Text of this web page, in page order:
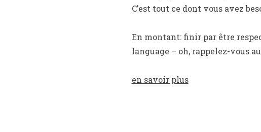
C’est tout ce dont vous avez
En montant: finir par être
language – oh, rappelez-vous
en savoir plus